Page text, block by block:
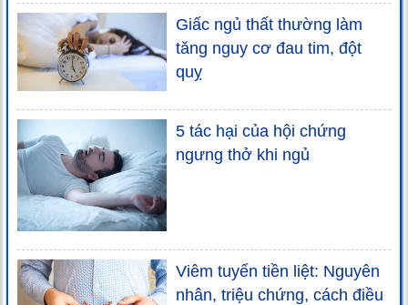
Giấc ngủ thất thường làm
tăng nguy cơ đau tim, đột
quỵ
5 tác hại của hội chứng
ngưng thở khi ngủ
Viêm tuyến tiền liệt: Nguyên
nhân, triệu chứng, cách điều